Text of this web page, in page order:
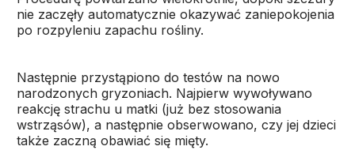
nie zaczęły automatycznie okazywać zaniepokojenia
po rozpyleniu zapachu rośliny.
Następnie przystąpiono do testów na nowo
narodzonych gryzoniach. Najpierw wywoływano
reakcję strachu u matki (już bez stosowania
wstrząsów), a następnie obserwowano, czy jej dzieci
także zaczną obawiać się mięty.